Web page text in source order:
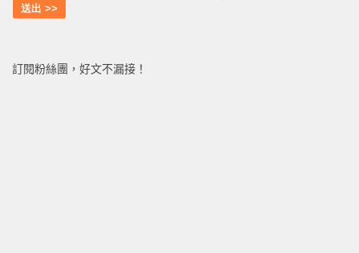
訂閱粉絲團，好文不漏接！